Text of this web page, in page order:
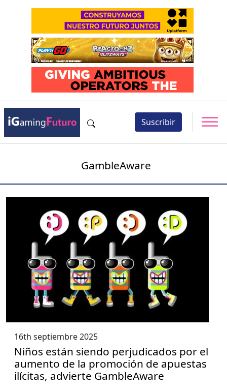
Suscribir
GambleAware
16th septiembre 2025
Niños están siendo perjudicados por el
aumento de la promoción de apuestas
ilícitas, advierte GambleAware